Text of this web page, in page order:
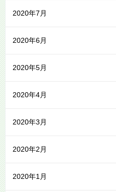
2020年7月
2020年6月
2020年5月
2020年4月
2020年3月
2020年2月
2020年1月